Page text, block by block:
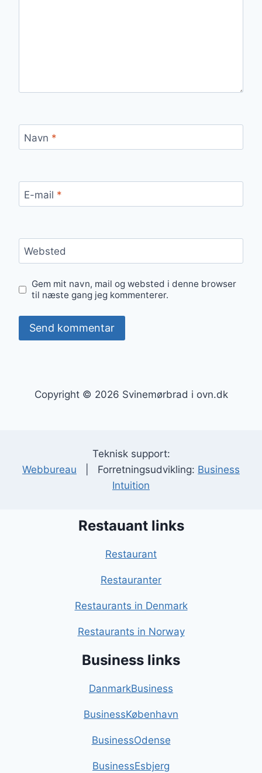
Navn *
E-mail *
Websted
Gem mit navn, mail og websted i denne browser
til næste gang jeg kommenterer.
Copyright © 2026 Svinemørbrad i ovn.dk
Teknisk support:
Webbureau | Forretningsudvikling: Business
Intuition
Restauant links
Restaurant
Restauranter
Restaurants in Denmark
Restaurants in Norway
Business links
DanmarkBusiness
BusinessKøbenhavn
BusinessOdense
BusinessEsbjerg